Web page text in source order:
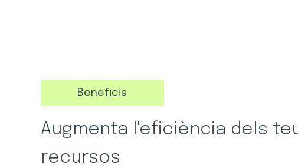
Beneficis
Augmenta l'eficiència dels
recursos